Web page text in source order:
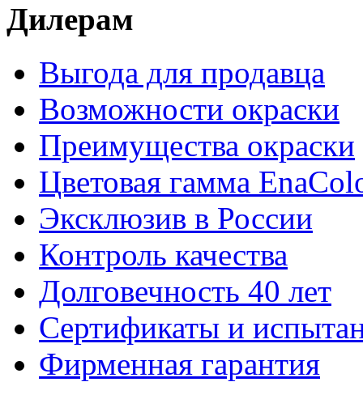
Дилерам
Выгода для продавца
Возможности окраски
Преимущества окраски
Цветовая гамма
Эксклюзив в России
Контроль качества
Долговечность 40 лет
Сертификаты и
Фирменная гарантия